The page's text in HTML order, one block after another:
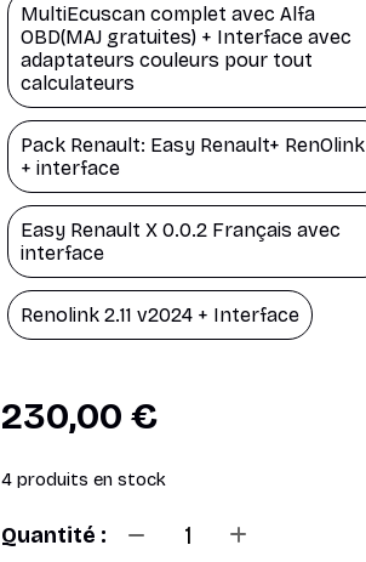
MultiEcuscan complet avec Alfa
OBD(MAJ gratuites) + Interface avec
adaptateurs couleurs pour tout
calculateurs
Pack Renault: Easy Renault+ RenOlink
+ interface
Easy Renault X 0.0.2 Français avec
interface
Renolink 2.11 v2024 + Interface
230,00 €
4 produits en stock
Quantité :